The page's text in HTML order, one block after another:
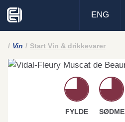
ENG
Vin Start Vin & drikkevarer
FYLDE SØDME